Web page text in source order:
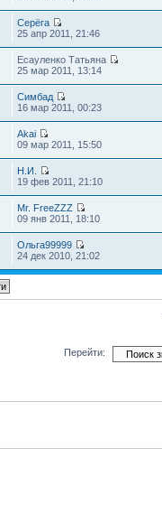
Серёга
25 апр 2011, 21:46
Есауленко Татьяна
25 мар 2011, 13:14
Симбад
16 мар 2011, 00:23
Akai
09 мар 2011, 15:50
Н.И.
19 фев 2011, 21:10
Mr. FreeZZZ
09 янв 2011, 18:10
Ольга99999
24 дек 2010, 21:02
Перейти: